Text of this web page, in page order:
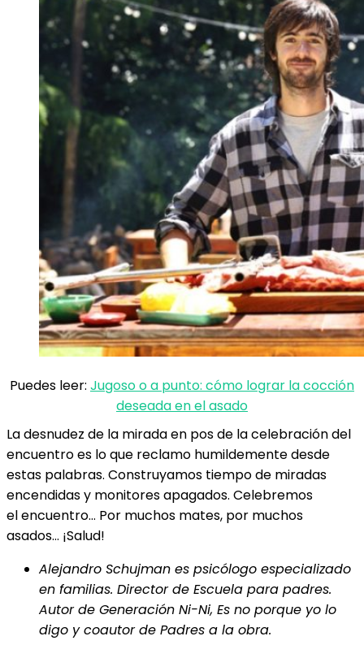
Puedes leer: Jugoso o a punto: cómo lograr la cocción
deseada en el asado
La desnudez de la mirada en pos de la celebración del
encuentro es lo que reclamo humildemente desde
estas palabras. Construyamos tiempo de miradas
encendidas y monitores apagados. Celebremos
el encuentro… Por muchos mates, por muchos
asados… ¡Salud!
Alejandro Schujman es psicólogo especializado
en familias. Director de Escuela para padres.
Autor de Generación Ni-Ni, Es no porque yo lo
digo y coautor de Padres a la obra.​​